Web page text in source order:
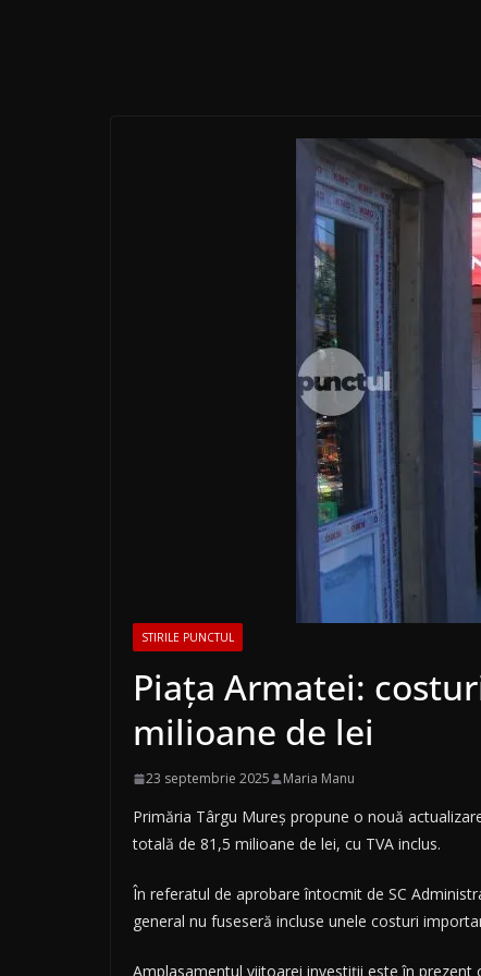
STIRILE PUNCTUL
Piața Armatei:
milioane de lei
23 septembrie 2025 Maria Manu
Primăria Târgu Mureș propune o nouă
totală de 81,5 milioane de lei, cu TVA inclus.
În referatul de aprobare întocmit de SC
general nu fuseseră incluse unele costuri
Amplasamentul viitoarei investiții este în